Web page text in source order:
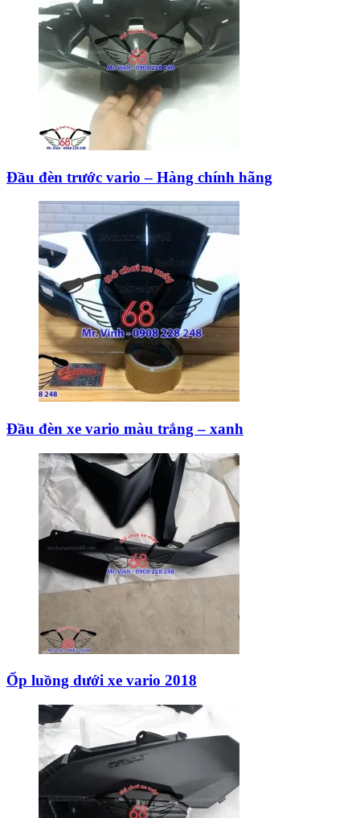
Đầu đèn trước vario – Hàng chính hãng
Đầu đèn xe vario màu trắng – xanh
Ốp luồng dưới xe vario 2018